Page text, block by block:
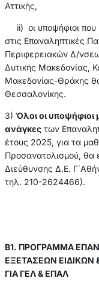
Αττικής,
ii) οι υποψήφιοι που
στις Επαναληπτικές
Περιφερειακών Δ/
Δυτικής Μακεδονίας,
Μακεδονίας-Θράκης
Θεσσαλονίκης.
3) Όλοι οι υποψήφιοι
ανάγκεςτων
έτους 2025, για τα
Προσανατολισμού, θα
Διεύθυνσης Δ.Ε.
τηλ. 210-2624466).
Β1. ΠΡΟΓΡΑΜΜΑ
ΕΞΕΤΑΣΕΩΝ
ΓΙΑ ΓΕΛ & ΕΠΑΛ